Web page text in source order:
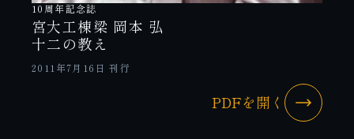
10周年記念誌
宮大工棟梁 岡本 弘
十二の教え
2011年7月16日 刊行
PDFを開く